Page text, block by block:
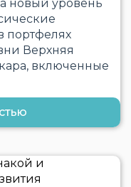
новый уровень
портфелях
Верхняя
включенные